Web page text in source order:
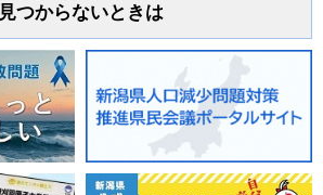
見つからないときは